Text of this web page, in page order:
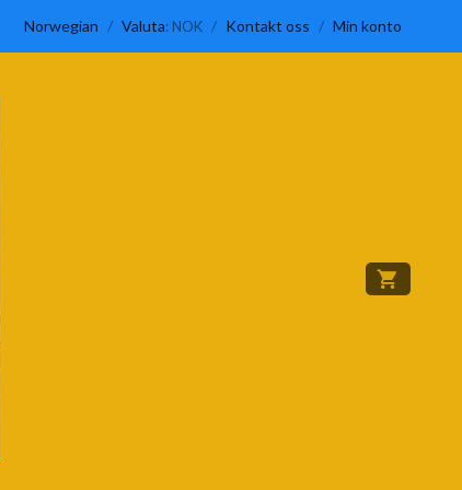
Norwegian / Valuta: NOK / Kontakt oss / Min konto